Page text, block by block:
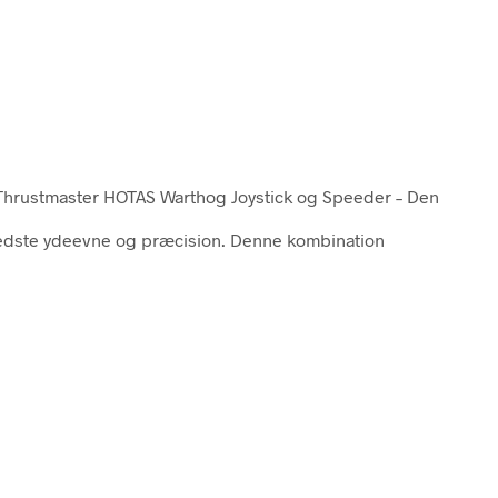
HOTAS Warthog Joystick og Speeder – Den
ydeevne og præcision. Denne kombination